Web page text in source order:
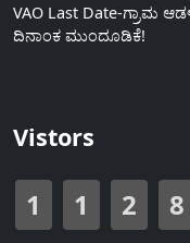
VAO Last Date-ಗ್ರಾಮ
ದಿನಾಂಕ ಮುಂದೂಡಿಕೆ!
Vistors
1 1 2 8